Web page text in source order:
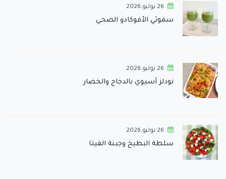
26 يوليو,2026
سموثي الأفوكادو الصحي
26 يوليو,2026
نودلز آسيوي بالدجاج والخضار
26 يوليو,2026
سلطة البطيخ وجبنة الفيتا